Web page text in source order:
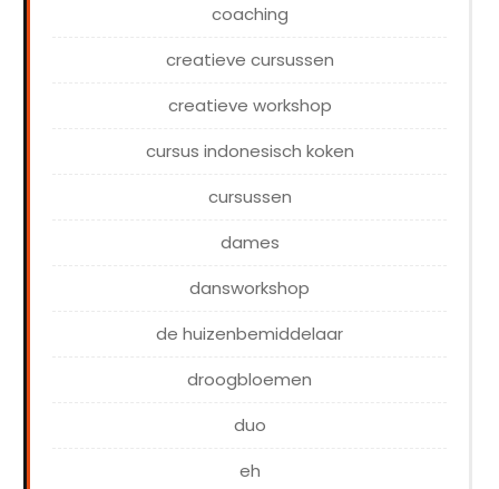
coaching
creatieve cursussen
creatieve workshop
cursus indonesisch koken
cursussen
dames
dansworkshop
de huizenbemiddelaar
droogbloemen
duo
eh